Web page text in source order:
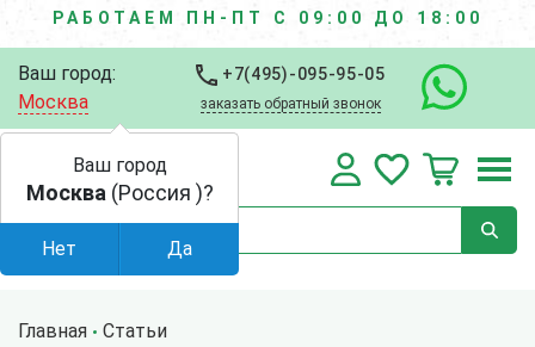
РАБОТАЕМ ПН-ПТ С 09:00 ДО 18:00
Ваш город:
Москва
+7(495)-095-95-05
заказать обратный звонок
Главная Статьи
Ваш город
Москва (Россия )?
Нет Да